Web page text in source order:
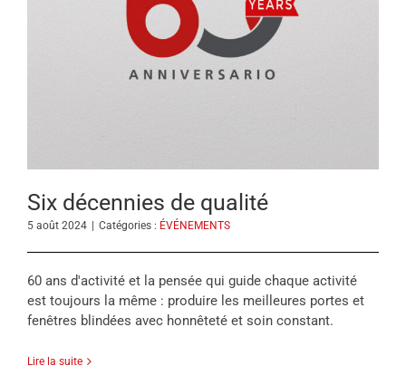
Six décennies de qualité
5 août 2024 Catégories : ÉVÉNEMENTS
60 ans d'activité et la pensée qui guide chaque activité
est toujours la même : produire les meilleures portes et
fenêtres blindées avec honnêteté et soin constant.
Lire la suite